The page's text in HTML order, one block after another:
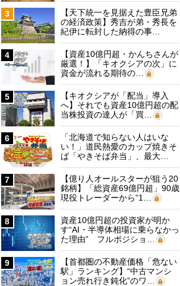
3
【天下統一を見据えた豊臣兄弟
の経済政策】秀吉が弟・秀長を
紀伊に転封した納得の事…
4
【資産10億円超・かんちさんが
厳選！】「キオクシアの次」に
資金が流れる期待の…
5
【キオクシアが「配当」導入
へ】それでも資産10億円超の配
当株投資の達人が「買…
6
「北海道で知らない人はいな
い！」道民熱愛のカップ焼きそ
ば「やきそば弁当」、最大…
7
【億り人オールスターが狙う20
銘柄】「総資産69億円超」90歳
現役トレーダーから“1…
8
資産10億円超の投資家が明か
す“AI・半導体相場に乗らなかっ
た理由” フルポジショ…
9
【首都圏の不動産価格「危ない
駅」ランキング】“中古マンシ
ョン売れ行き鈍化”のワ…